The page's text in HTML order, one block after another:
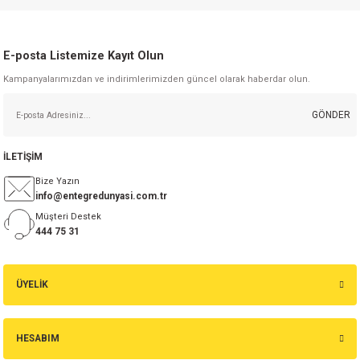
E-posta Listemize Kayıt Olun
Kampanyalarımızdan ve indirimlerimizden güncel olarak haberdar olun.
GÖNDER
ÜYELİK
HESABIM
İLETİŞİM
Bize Yazın
info@entegredunyasi.com.tr
Müşteri Destek
444 75 31